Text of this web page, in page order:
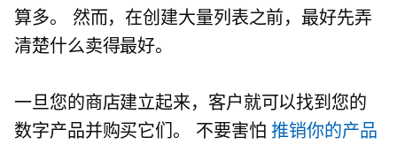
算多。 然而，在创建大量列表之前，最好先弄
清楚什么卖得最好。
一旦您的商店建立起来，客户就可以找到您的
数字产品并购买它们。 不要害怕推销你的产品